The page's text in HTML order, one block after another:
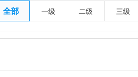
全部 一级 二级 三级